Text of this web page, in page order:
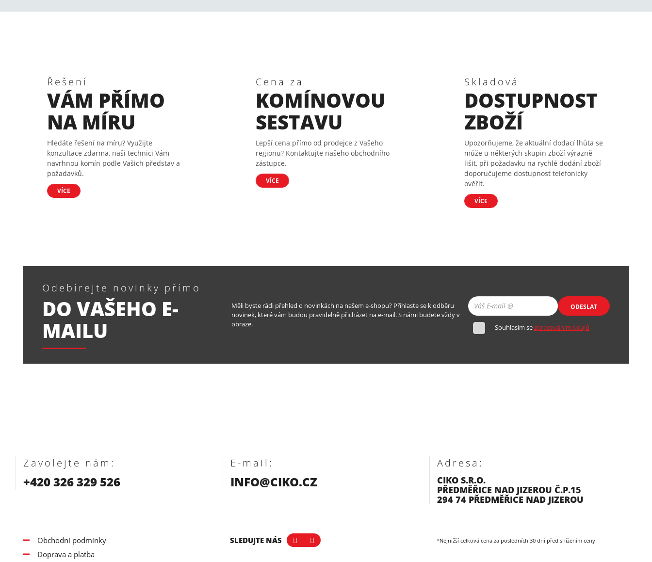
Řešení
VÁM PŘÍMO
NA MÍRU
Hledáte řešení na míru? Využijte
konzultace zdarma, naši technici Vám
navrhnou komín podle Vašich představ a
požadavků.
VÍCE
Cena za
KOMÍNOVOU
SESTAVU
Lepší cena přímo od prodejce z Vašeho
regionu? Kontaktujte našeho obchodního
zástupce.
VÍCE
Skladová
DOSTUPNOST
ZBOŽÍ
Upozorňujeme, že aktuální dodací lhůta se
může u některých skupin zboží výrazně
lišit, při požadavku na rychlé dodání zboží
doporučujeme dostupnost telefonicky
ověřit.
VÍCE
Odebírejte novinky přímo
DO VAŠEHO E-
MAILU
Měli byste rádi přehled o novinkách na našem e-shopu? Přihlaste se k odběru
novinek, které vám budou pravidelně přicházet na e-mail. S námi budete vždy v
obraze.
ODESLAT
Souhlasím sezpracováním údajů
Zavolejte nám:
+420 326 329 526
E-mail:
INFO@CIKO.CZ
Adresa:
CIKO S.R.O.
PŘEDMĚŘICE NAD JIZEROU Č.P.15
294 74 PŘEDMĚŘICE NAD JIZEROU
Obchodní podmínky
Doprava a platba
SLEDUJTE NÁS *Nejnižší celková cena za posledních 30 dní před snížením ceny.